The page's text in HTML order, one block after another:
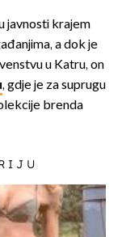
javnosti krajem
a dok je
u Katru, on
, gdje je za suprugu
brenda